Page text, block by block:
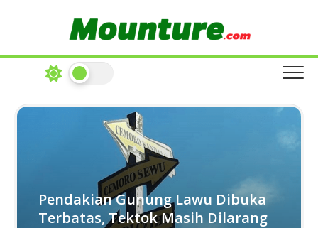
Pendakian Gunung Lawu Dibuka
Terbatas, Tektok Masih Dilarang